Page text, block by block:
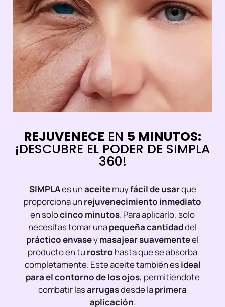
REJUVENECE EN 5 MINUTOS:
¡DESCUBRE EL PODER DE SIMPLA
360!
SIMPLAes unaceitemuyfácil de usarque
proporciona un rejuvenecimiento inmediato
en solocinco minutos. Para aplicarlo, solo
necesitas tomar unapequeña cantidaddel
práctico envaseymasajear suavementeel
producto en tu rostro hasta que se absorba
completamente. Este aceite también esideal
para el contorno de los ojos, permitiéndote
combatir lasarrugasdesde laprimera
aplicación.